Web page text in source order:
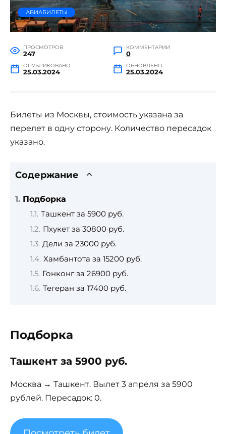
АВИАБИЛЕТЫ
ПРОСМОТРОВ
247
КОММЕНТАРИИ
0
ОПУБЛИКОВАНО
25.03.2024
ОБНОВЛЕНО
25.03.2024
Билеты из Москвы, стоимость указана за
перелет в одну сторону. Количество пересадок
указано.
Содержание
Подборка
Ташкент за 5900 руб.
Пхукет за 30800 руб.
Дели за 23000 руб.
Хамбантота за 15200 руб.
Гонконг за 26900 руб.
Тегеран за 17400 руб.
Подборка
Ташкент за 5900 руб.
Москва → Ташкент. Вылет 3 апреля за 5900
рублей. Пересадок: 0.